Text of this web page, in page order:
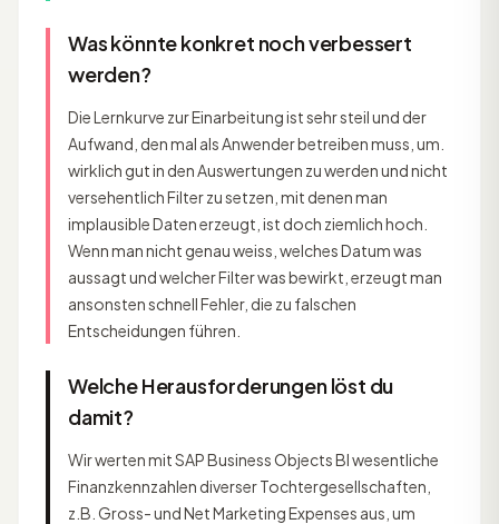
Was könnte konkret noch verbessert
werden?
Die Lernkurve zur Einarbeitung ist sehr steil und der
Aufwand, den mal als Anwender betreiben muss, um.
wirklich gut in den Auswertungen zu werden und nicht
versehentlich Filter zu setzen, mit denen man
implausible Daten erzeugt, ist doch ziemlich hoch.
Wenn man nicht genau weiss, welches Datum was
aussagt und welcher Filter was bewirkt, erzeugt man
ansonsten schnell Fehler, die zu falschen
Entscheidungen führen.
Welche Herausforderungen löst du
damit?
Wir werten mit SAP Business Objects BI wesentliche
Finanzkennzahlen diverser Tochtergesellschaften,
z.B. Gross- und Net Marketing Expenses aus, um